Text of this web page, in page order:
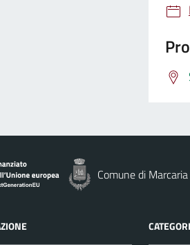
Comune di Marcaria